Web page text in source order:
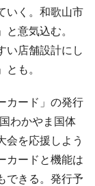
いく。和歌山市
意気込む。
い店舗設計にし
も。
カード」の発行
わかやま国体
会を応援しよう
カードと機能は
できる。発行予